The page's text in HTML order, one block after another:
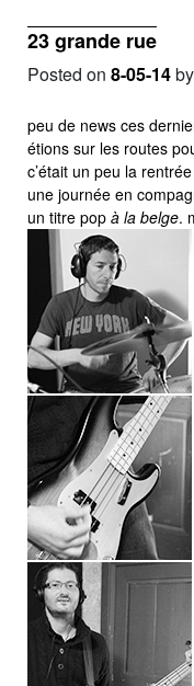
23 grande rue
Posted on 8-05-14by
peu de news ces
étions sur les routes
c’était un peu la
une journée en
un titre pop à la belge.